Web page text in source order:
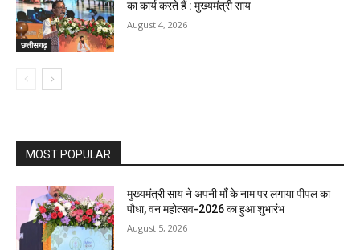
छत्तीसगढ़
का कार्य करते हैं : मुख्यमंत्री साय
August 4, 2026
MOST POPULAR
मुख्यमंत्री साय ने अपनी माँ के नाम पर लगाया पीपल का
पौधा, वन महोत्सव-2026 का हुआ शुभारंभ
August 5, 2026